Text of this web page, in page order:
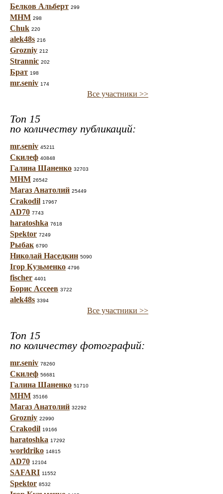
Белков Альберт 299
МНМ 298
Chuk 220
alek48s 216
Grozniy 212
Strannic 202
Брат 198
mr.seniv 174
Все участники >>
Топ 15
по количеству публикаций:
mr.seniv 45211
Скилеф 40848
Галина Шаненко 32703
МНМ 26542
Магаз Анатолий 25449
Crakodil 17967
AD70 7743
haratoshka 7618
Spektor 7249
Рыбак 6790
Николай Наседкин 5090
Ігор Кузьменко 4796
fischer 4401
Борис Ассеев 3722
alek48s 3394
Все участники >>
Топ 15
по количеству фотографий:
mr.seniv 78260
Скилеф 56681
Галина Шаненко 51710
МНМ 35166
Магаз Анатолий 32292
Grozniy 22990
Crakodil 19166
haratoshka 17292
worldriko 14815
AD70 12104
SAFARI 11552
Spektor 8532